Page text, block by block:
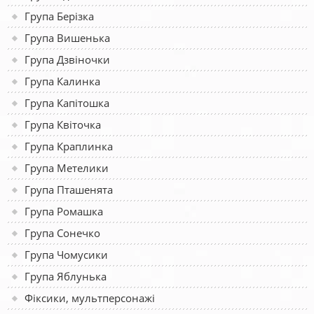
Група Берізка
Група Вишенька
Група Дзвіночки
Група Калинка
Група Капітошка
Група Квіточка
Група Краплинка
Група Метелики
Група Пташенята
Група Ромашка
Група Сонечко
Група Чомусики
Група Яблунька
Фіксики, мультперсонажі